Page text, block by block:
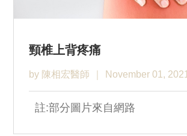
頸椎上背疼痛
by 陳相宏醫師 November 01, 2021
註:部分圖片來自網路